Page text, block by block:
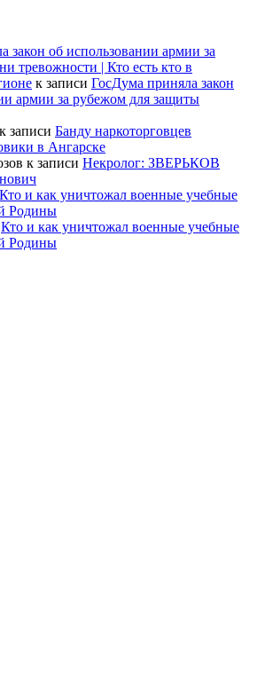
закон об использовании армии за
тревожности | Кто есть кто в
к записи ГосДума приняла закон
армии за рубежом для защиты
к записи Банду наркоторговцев
в Ангарске
к записи Некролог: ЗВЕРЬКОВ
Кто и как уничтожал военные учебные
Родины
Кто и как уничтожал военные учебные
Родины